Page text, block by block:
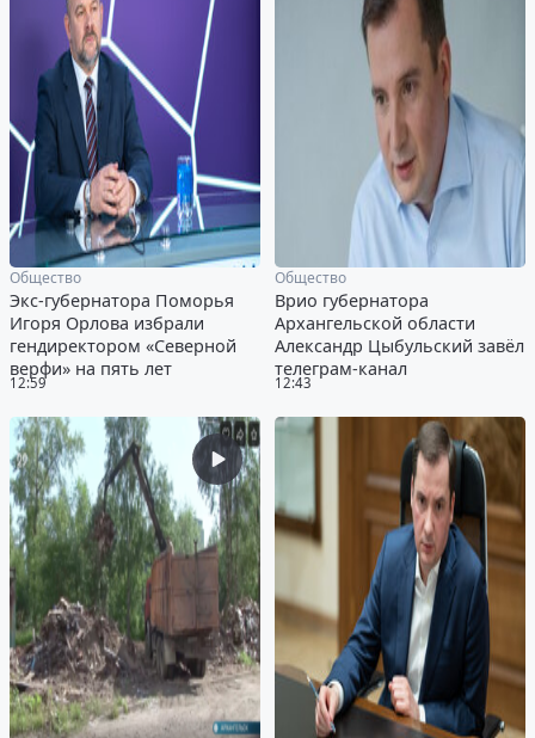
12:59
Общество
Экс-губернатора Поморья
Игоря Орлова избрали
гендиректором «Северной
верфи» на пять лет
12:43
Общество
Врио губернатора
Архангельской области
Александр Цыбульский завёл
телеграм-канал